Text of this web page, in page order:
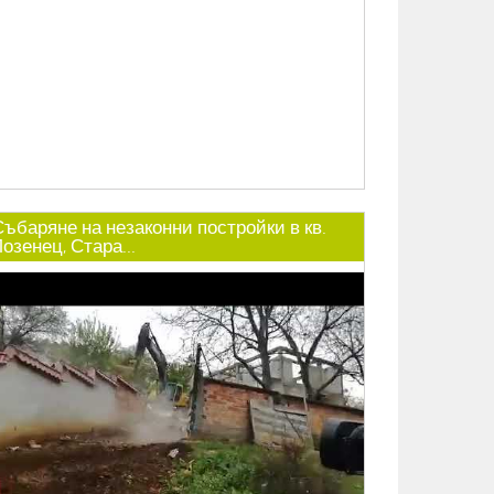
на незаконни постройки в кв.
Стара...